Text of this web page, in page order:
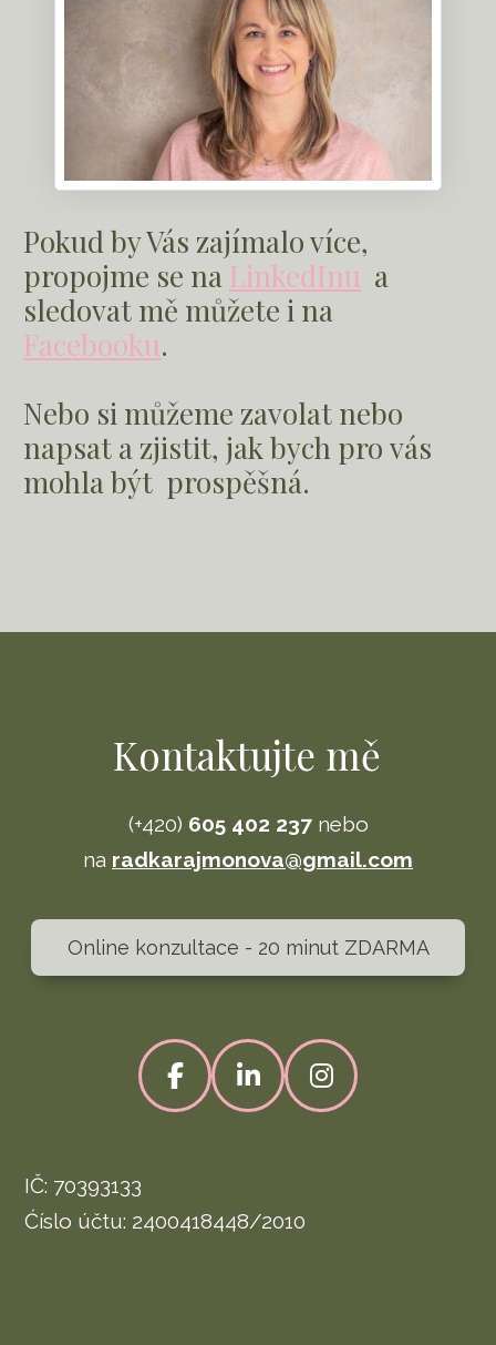
Pokud by Vás zajímalo více,
propojme se na LinkedInu a
sledovat mě můžete i na
Facebooku.
Nebo si můžeme zavolat nebo
napsat a zjistit, jak bych pro vás
mohla být prospěšná.
Kontaktujte mě
(+420) 605 402 237nebo
na radkarajmonova@gmail.com
Online konzultace - 20 minut ZDARMA
IČ: 70393133
Ćíslo účtu: 2400418448/2010